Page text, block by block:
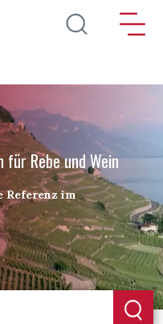
zum Inhalt
Rebe und Wein
Referenz im